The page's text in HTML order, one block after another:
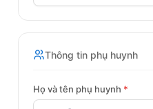
Thông tin phụ huynh
Họ và tên phụ huynh *